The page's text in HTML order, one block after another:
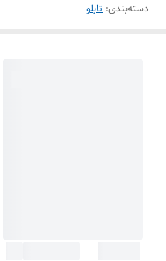
دسته‌بندی: تابلو